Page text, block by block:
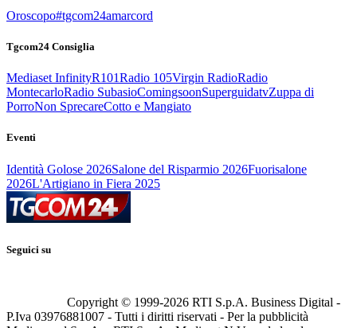
Oroscopo#tgcom24amarcord
Tgcom24 Consiglia
Mediaset InfinityR101Radio 105Virgin RadioRadio
MontecarloRadio SubasioComingsoonSuperguidatvZuppa di
PorroNon SprecareCotto e Mangiato
Eventi
Identità Golose 2026Salone del Risparmio 2026Fuorisalone
2026L'Artigiano in Fiera 2025
Seguici su
Copyright © 1999-2026 RTI S.p.A. Business Digital -
P.Iva 03976881007 - Tutti i diritti riservati - Per la pubblicità